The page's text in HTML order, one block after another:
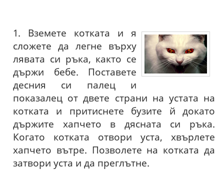
1. Вземете котката и я
сложете да легне върху
лявата си ръка, както се
държи бебе. Поставете
десния си палец и
показалец от двете страни на устата на
котката и притиснете бузите й докато
държите хапчето в дясната си ръка.
Когато котката отвори уста, хвърлете
хапчето вътре. Позволете на котката да
затвори уста и да преглътне.